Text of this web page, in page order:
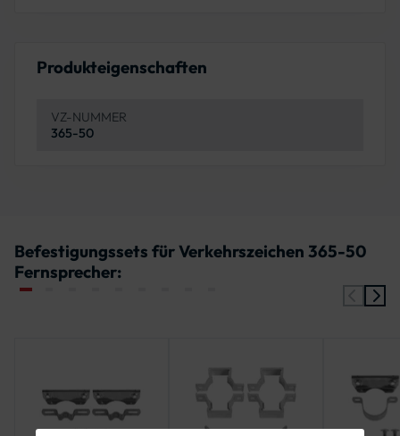
Produkteigenschaften
VZ-NUMMER
365-50
Befestigungssets für Verkehrszeichen 365-50
Fernsprecher: